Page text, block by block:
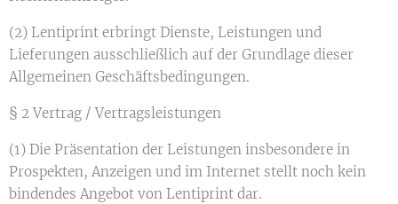
(2) Lentiprint erbringt Dienste, Leistungen und
Lieferungen ausschließlich auf der Grundlage dieser
Allgemeinen Geschäftsbedingungen.
§ 2 Vertrag / Vertragsleistungen
(1) Die Präsentation der Leistungen insbesondere in
Prospekten, Anzeigen und im Internet stellt noch kein
bindendes Angebot von Lentiprint dar.